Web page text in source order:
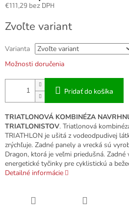
€111,29 bez DPH
cena:
Zvoľte variant
Varianta
Možnosti doručenia
Pridať do košíka
TRIATLONOVÁ KOMBINÉZA
TRIATLONISTOV. Triatlonová
TRIATHLON je ušitá z vodeodpudivej
zrýchľuje. Zadné panely a vrecká sú
Dragon, ktorá je veľmi priedušná. Zadné
energetické tyčinky pre cyklistickú a
Detailné informácie